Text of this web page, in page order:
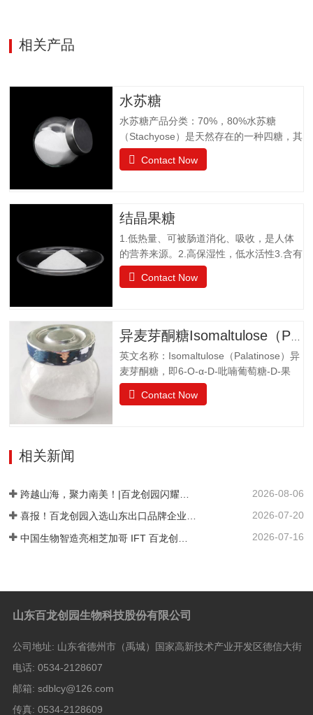
相关产品
水苏糖
水苏糖产品分类：70%，80%水苏糖
（Stachyose）是天然存在的一种四糖，其
结构有两个半乳糖、一个葡萄糖和一个果
糖组成。是一种非还原性功能低聚糖，水
口感清爽，无异味；作为普通食品生产经
营。物理特性：甜度为蔗糖的22%易溶于
水，溶解度为130g（20℃），不同于乙
醚、乙醇等有机溶剂保湿性和吸湿性均小
于蔗糖，但高于高果糖浆渗透压与蔗糖相
差不大水苏糖没有还原性可添加在液体食
小，效果显著，不会破坏原有食品的风
味。添加在焙烤食品中，可保持水分，…
Contact Now
结晶果糖
1.低热量、可被肠道消化、吸收，是人体
的营养来源。2.高保湿性，低水活性3.含有
醛基，可发生美拉德反应，使烘焙食品上
色。 4.冰点降低能力5.不易结晶性6.与其
用于功能食品、营养保健食品、冷饮食品
以及低热值食品和运动型饮料配方中。结
晶果糖质量标准GBT20882.3项目要求外观
白色晶体或结晶性粉末气味具有产品特有
的气味果糖（占干基比）/% ≥99.0干燥失
重/%≤0.5pH值4.0~7.05-羟甲基糠醛（以吸
Contact Now
英文名称：Isomaltulose（Palatinose）异
麦芽酮糖，即6-O-α-D-吡喃葡萄糖-D-果
糖，是一种结晶状的还原性二糖，由葡萄
糖与果糖以α-1,6糖苷键结合而成。分子式
能力很强。热稳定比蔗糖略差，不被大多
数细菌和酵母所发酵。遮蔽异味，平衡口
易容易着色。 法规许可中国：食品添加剂
Contact Now
相关新闻
2026-08-06
喜报！百龙创园入选山东出口品牌企业名单 2026-07-20
2026-07-16
山东百龙创园生物科技股份有限公司
公司地址: 山东省德州市（禹城）国家高新技术产业开发区德信大街
电话: 0534-2128607
邮箱: sdblcy@126.com
传真: 0534-2128609